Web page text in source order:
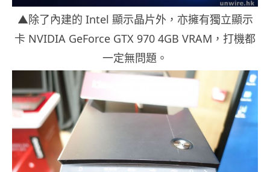
▲除了內建的 Intel 顯示晶片外，亦擁有獨立顯示
卡 NVIDIA GeForce GTX 970 4GB VRAM，打機都
一定無問題。